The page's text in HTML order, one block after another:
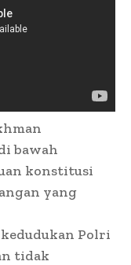
bawah
konstitusi
yang
Polri
tidak